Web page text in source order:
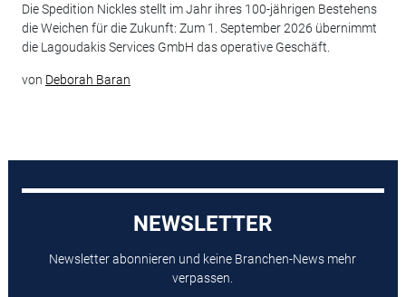
Die Spedition Nickles stellt im Jahr ihres 100-jährigen Bestehens
die Weichen für die Zukunft: Zum 1. September 2026 übernimmt
die Lagoudakis Services GmbH das operative Geschäft.
von Deborah Baran
NEWSLETTER
Newsletter abonnieren und keine Branchen-News mehr
verpassen.